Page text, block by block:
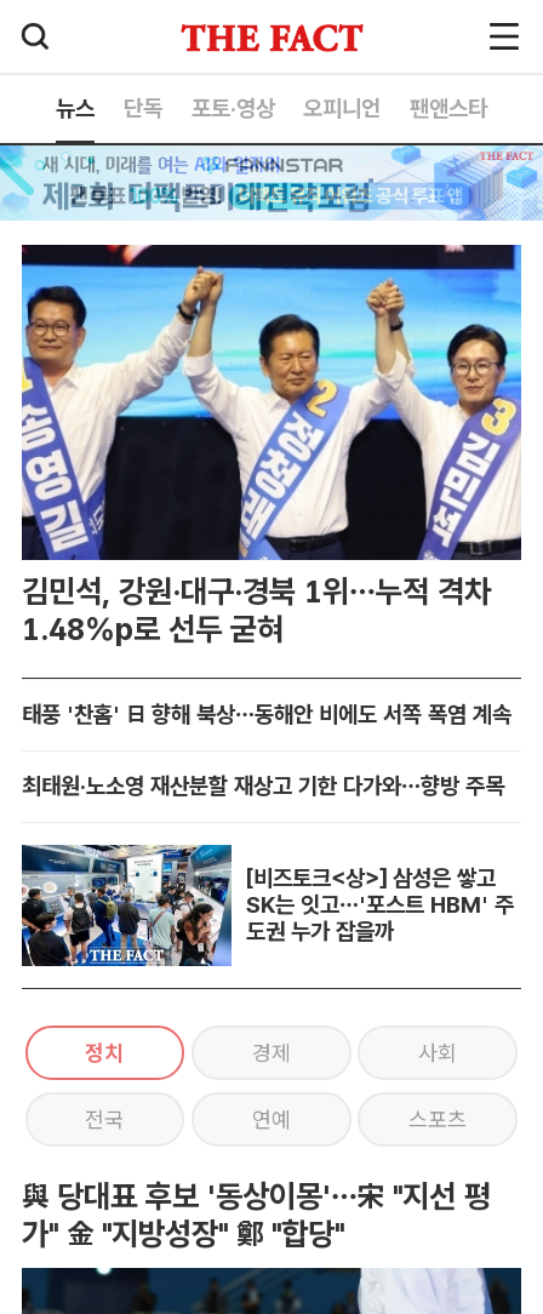
뉴스 단독 포토·영상 오피니언 팬앤스타
김민석, 강원·대구·경북 1위…누적 격차
1.48%p로 선두 굳혀
태풍 '찬홈' 日 향해 북상…동해안 비에도 서쪽 폭염 계속
최태원·노소영 재산분할 재상고 기한 다가와…향방 주목
[비즈토크<상>] 삼성은 쌓고
SK는 잇고…'포스트 HBM' 주
도권 누가 잡을까
정치 경제 사회
전국 연예 스포츠
與 당대표 후보 '동상이몽'…宋 "지선 평
가" 金 "지방성장" 鄭 "합당"